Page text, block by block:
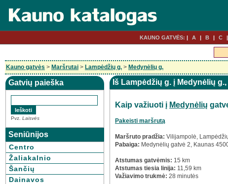
KAUNO GATVĖS: A B C
Kauno gatvės > Maršrutai > Lampėdžių g. > Medynėlių g.
Gatvių paieška
Pvz. Laisvės
Seniūnijos
Centro
Žaliakalnio
Šančių
Dainavos
Iš Lampėdžių g. į Medynėlių
Kaip važiuoti į Medynėlių
Pakeisti maršrutą
Maršruto pradžia: Vilijampolė,
Pabaiga: Medynėlių gatvė 2, Kaunas
Atstumas gatvėmis: 15 km
Atstumas tiesia linija: 11,59 km
Važiavimo trukmė: 28 minutės